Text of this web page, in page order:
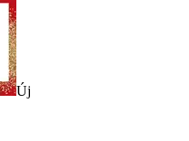
Új